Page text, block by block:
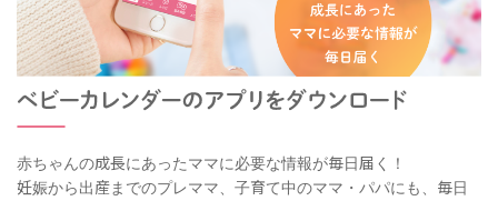
赤ちゃんの成長にあったママに必要な情報が毎日届く！
妊娠から出産までのプレママ、子育て中のママ・パパにも、毎日